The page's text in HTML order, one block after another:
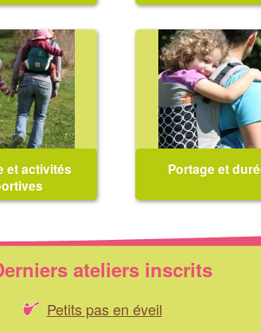
pendant la
des
particulier
hanche, pied bot,
pour chaque
rouges sur les
...
sécuritaire pour lui ? J'ai
que le noeud se défasse
faire tomber mon bébé
l'installation. Je manque
confiance pour essayer
portage sur le dos...
et activités
certaines
? Puis-je
un enfant plus
activités avec
?...
Portage et
porter mon bébé ?
âge le portage est-il
?...
ateliers inscrits
Petits pas en éveil